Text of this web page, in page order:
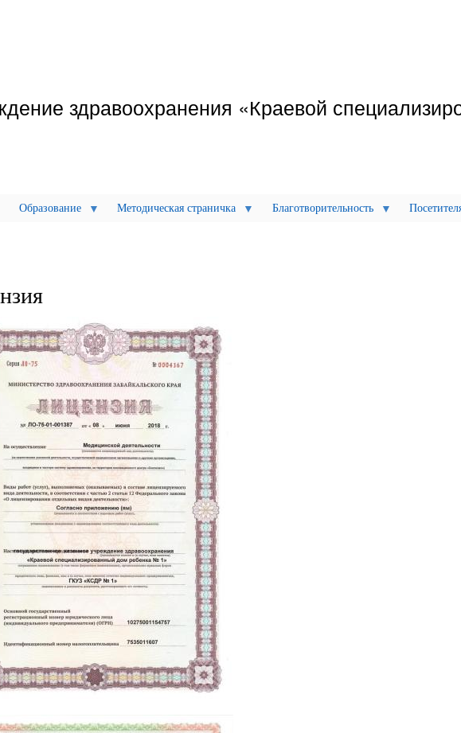
здравоохранения «Краевой
Образование Методическая страничка Благотворительность